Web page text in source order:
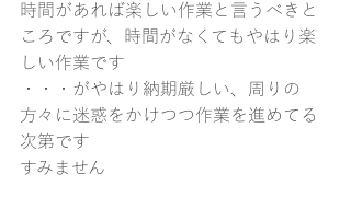
時間があれば楽しい作業と言うべきと
ころですが、時間がなくてもやはり楽
しい作業です
・・・がやはり納期厳しい、周りの
方々に迷惑をかけつつ作業を進めてる
次第です
すみません